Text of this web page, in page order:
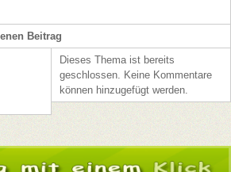
Beitrag
Dieses Thema ist bereits
geschlossen. Keine Kommentare
können hinzugefügt werden.